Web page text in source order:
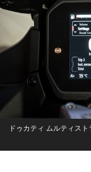
ドゥカティ ムルティス